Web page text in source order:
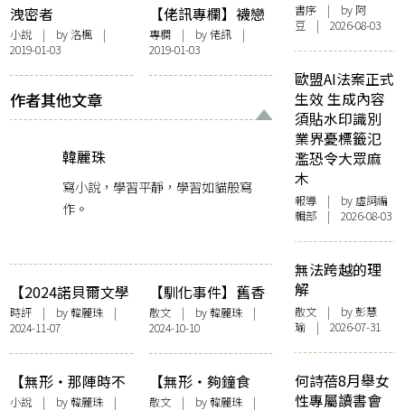
洩密者
小說 | by洛楓 |
2019-01-03
【佬訊專欄】襪戀
專欄| by佬訊|
2019-01-03
作者其他文章
韓麗珠
寫小說，學習平靜，學習如貓般寫
作。
【2024諾貝爾文學
獎】令人懼怖的溫
柔——關於韓江小
說裡的叛逆者
時評 | by韓麗珠 |
2024-11-07
【馴化事件】舊香
港人
散文| by韓麗珠|
2024-10-10
【無形・那陣時不
知道的滋味】吃黑
小說 | by韓麗珠 |
【無形・夠鐘食
藥】藥引
散文| by韓麗珠|
書序 | by 阿
豆 | 2026-08-03
歐盟AI法案正式
生效 生成內容
須貼水印識別
業界憂標籤氾
濫恐令大眾麻
木
報導 | by 虛詞編
輯部 | 2026-08-03
無法跨越的理
解
散文 | by 彭慧
瑜 | 2026-07-31
何詩蓓8月舉女
性專屬讀書會